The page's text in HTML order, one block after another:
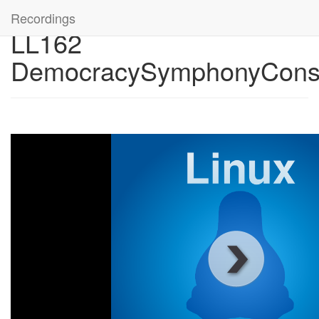
Recordings
LL162